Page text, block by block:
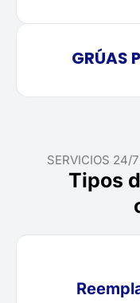
GRÚAS
SERVICIOS 24/
Tipos